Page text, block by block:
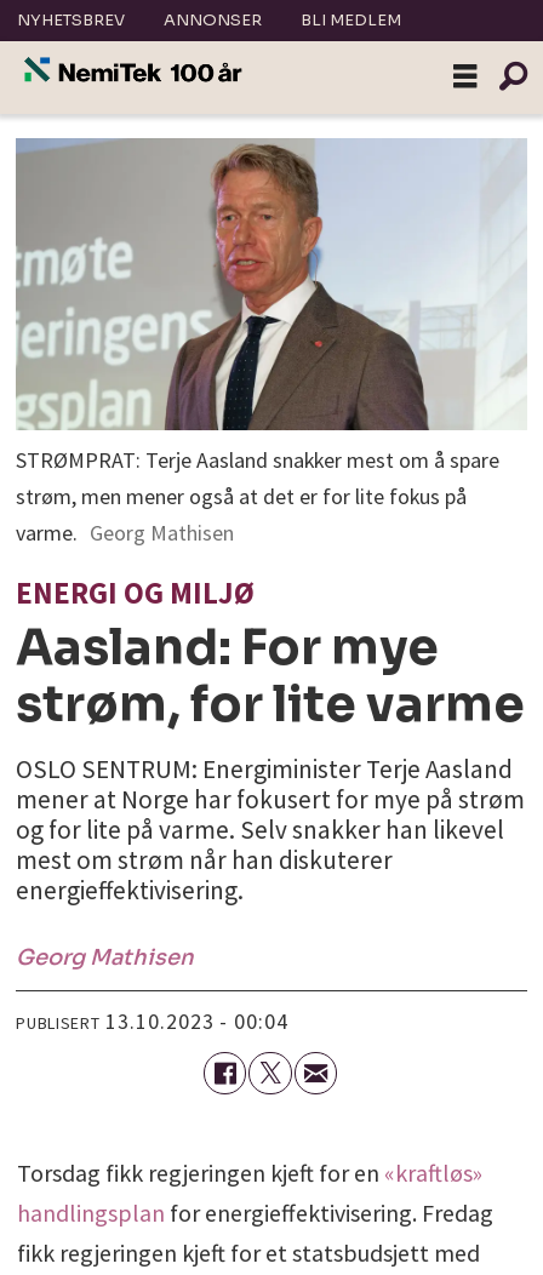
NYHETSBREV ANNONSER BLI MEDLEM
STRØMPRAT: Terje Aasland snakker mest om å spare
strøm, men mener også at det er for lite fokus på
varme. Georg Mathisen
ENERGI OG MILJØ
Aasland: For mye
strøm, for lite varme
OSLO SENTRUM: Energiminister Terje Aasland
mener at Norge har fokusert for mye på strøm
og for lite på varme. Selv snakker han likevel
mest om strøm når han diskuterer
energieffektivisering.
Georg Mathisen
PUBLISERT 13.10.2023 - 00:04
Torsdag fikk regjeringen kjeft for en «kraftløs»
handlingsplan for energieffektivisering. Fredag
fikk regjeringen kjeft for et statsbudsjett med